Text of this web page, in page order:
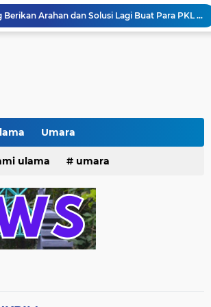
Pak lurah Bulak Banteng Berikan Arahan dan Solusi Lagi Buat Para PKL di TPU Dukuh Bulak Banteng Surabaya
# Warga bulak banteng wetan Gang 8 Kompak Gotong Royong Membangun Gapuro #
Acara KHOTAMAN DAN IMTIHAN ke ...XXVI
Khotaman dan Imtihan TPQ Al Islami Metode Qiroati Angkatan ke XXVI tahun 2026
Umara
dan Maknanya
ulama umara
2025